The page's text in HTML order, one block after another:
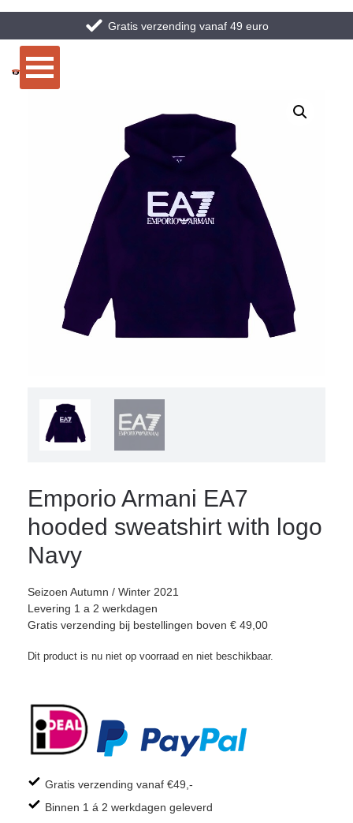
Gratis verzending vanaf 49 euro
Emporio Armani EA7
hooded sweatshirt with logo
Navy
Seizoen Autumn / Winter 2021
Levering 1 a 2 werkdagen
Gratis verzending bij bestellingen boven € 49,00
Dit product is nu niet op voorraad en niet beschikbaar.
Gratis verzending vanaf €49,-
Binnen 1 á 2 werkdagen geleverd